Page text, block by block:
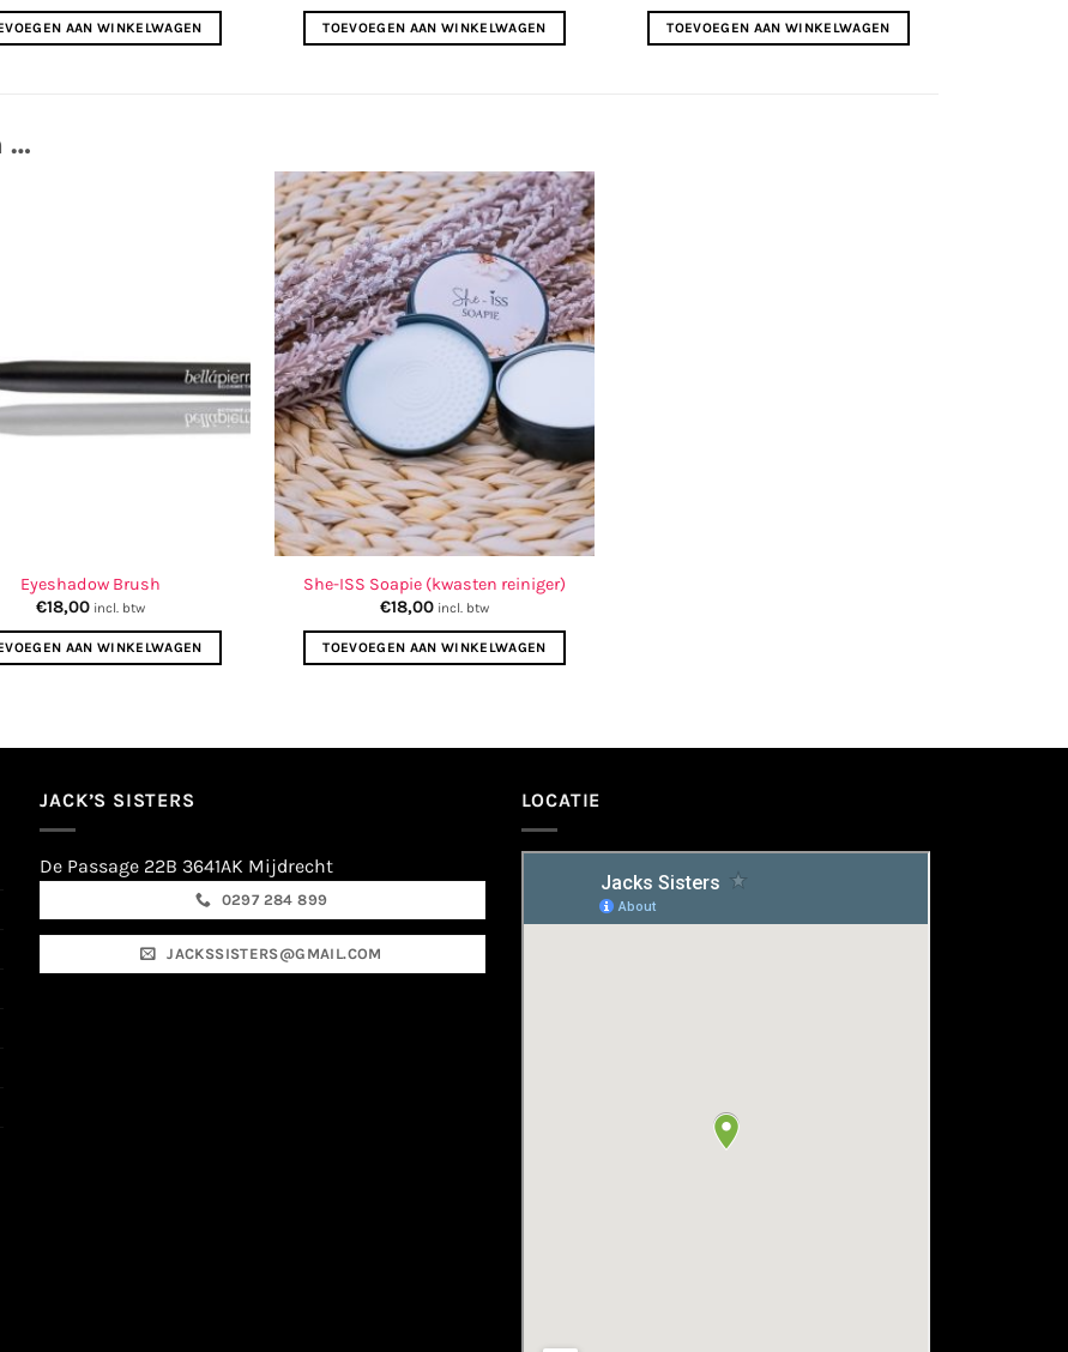
AAN WINKELWAGEN TOEVOEGEN AAN WINKELWAGEN
was:
€40,00.
is:
€29,00.
TOEVOEGEN AAN WINKELWAGEN
…
Eyeshadow Brush
€18,00 incl. btw
AAN WINKELWAGEN
She-ISS Soapie (kwasten reiniger)
€18,00 incl. btw
TOEVOEGEN AAN WINKELWAGEN
JACK’S SISTERS
De Passage 22B 3641AK Mijdrecht
0297 284 899
JACKSSISTERS@GMAIL.COM
LOCATIE